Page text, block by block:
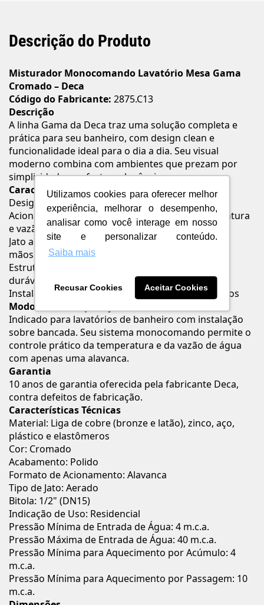
Utilizamos cookies para oferecer melhor
experiência, melhorar o desempenho,
analisar como você interage em nosso
site e personalizar conteúdo.
Saiba mais
Recusar Cookies Aceitar Cookies
Descrição do Produto
Misturador Monocomando Lavatório Mesa Gama
Cromado – Deca
Código do Fabricante: 2875.C13
Descrição
A linha Gama da Deca traz uma solução completa e
prática para seu banheiro, com design clean e
funcionalidade ideal para o dia a dia. Seu visual
moderno combina com ambientes que prezam por
simplicidade, conforto e elegância.
Características e Benefícios
Design clean e sofisticado
Acionamento monocomando que regula temperatura
e vazão com facilidade
Jato aerado para economia e conforto ao lavar as
mãos
Estrutura resistente com acabamento cromado
durável
Instalação na mesa, ideal para lavatórios modernos
Modo de Uso / Aplicação
Indicado para lavatórios de banheiro com instalação
sobre bancada. Seu sistema monocomando permite o
controle prático da temperatura e da vazão de água
com apenas uma alavanca.
Garantia
10 anos de garantia oferecida pela fabricante Deca,
contra defeitos de fabricação.
Características Técnicas
Material: Liga de cobre (bronze e latão), zinco, aço,
plástico e elastômeros
Cor: Cromado
Acabamento: Polido
Formato de Acionamento: Alavanca
Tipo de Jato: Aerado
Bitola: 1/2" (DN15)
Indicação de Uso: Residencial
Pressão Mínima de Entrada de Água: 4 m.c.a.
Pressão Máxima de Entrada de Água: 40 m.c.a.
Pressão Mínima para Aquecimento por Acúmulo: 4
m.c.a.
Pressão Mínima para Aquecimento por Passagem: 10
m.c.a.